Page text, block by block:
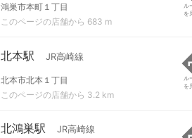
鴻巣市本町１丁目
このページの店舗から 683 m
ル
を
北本駅 JR高崎線
北本市北本１丁目
このページの店舗から 3.2 km
ル
を
北鴻巣駅 JR高崎線